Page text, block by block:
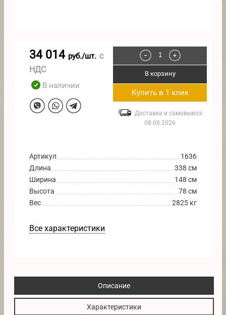
34 014 руб./шт. с
НДС
В наличии
− +
В корзину
Купить в 1 клик
Доставка и самовывоз:
08.08.2026
Артикул
1636
Длина
338 см
Ширина
148 см
Высота
78 см
Вес
2825 кг
Все характеристики
Описание
Характеристики